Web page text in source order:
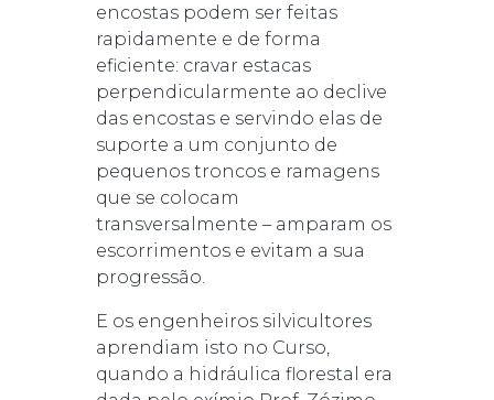
encostas podem ser feitas
rapidamente e de forma
eficiente: cravar estacas
perpendicularmente ao declive
das encostas e servindo elas de
suporte a um conjunto de
pequenos troncos e ramagens
que se colocam
transversalmente – amparam os
escorrimentos e evitam a sua
progressão.
E os engenheiros silvicultores
aprendiam isto no Curso,
quando a hidráulica florestal era